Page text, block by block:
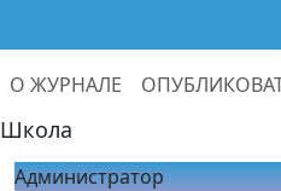
О ЖУРНАЛЕ
Школа
Администратор